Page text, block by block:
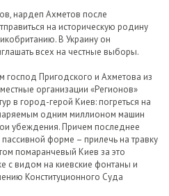
нардеп Ахметов после
на историческую родину
В Украину он
всех на честные выборы.
Пригодского и Ахметова из
организации «Регионов»
в город-герой Киев: погреться на
одним миллионом машин
убеждения. Причем последнее
форме – прилечь на травку
помаранчевый Киев за это
с видом на киевские фонтаны и
Конституционного Суда